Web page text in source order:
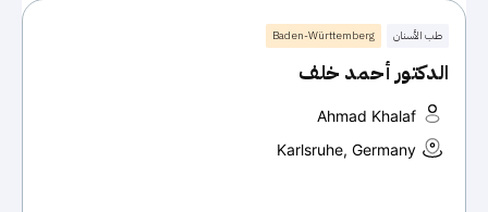
طب الأسنان Baden-Württemberg
الدكتور أحمد خلف
Ahmad Khalaf
Karlsruhe, Germany